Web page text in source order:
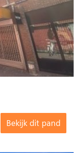
Bekijk dit pand